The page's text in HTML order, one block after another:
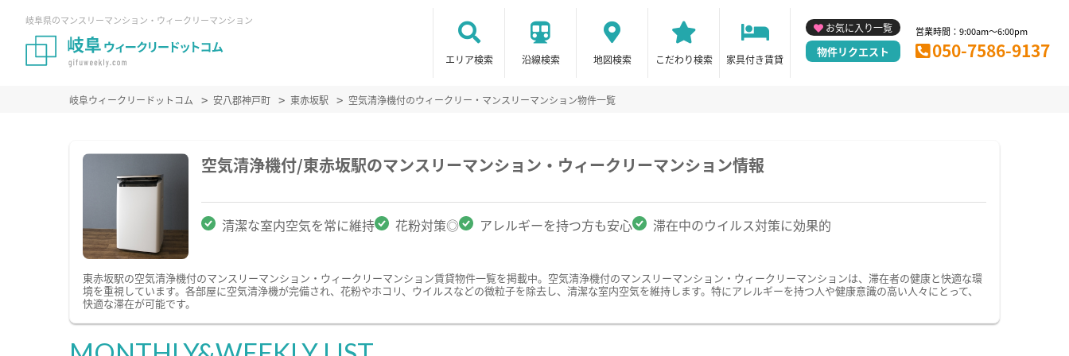
岐阜県のマンスリーマンション・ウィークリーマンション
エリア検索 沿線検索 地図検索 こだわり検索 家具付き賃貸
お気に入り一覧
物件リクエスト
営業時間：9:00am～6:00pm
050-7586-9137
岐阜ウィークリードットコム 安八郡神戸町 東赤坂駅 空気清浄機付のウィークリー・マンスリーマンション物件一覧
空気清浄機付/東赤坂駅のマンスリーマンション・ウィークリーマンション情報
清潔な室内空気を常に維持 花粉対策◎ アレルギーを持つ方も安心 滞在中のウイルス対策に効果的
東赤坂駅の空気清浄機付のマンスリーマンション・ウィークリーマンション賃貸物件一覧を掲載中。空気清浄機付のマンスリーマンション・ウィークリーマンションは、滞在者の健康と快適な環
境を重視しています。各部屋に空気清浄機が完備され、花粉やホコリ、ウイルスなどの微粒子を除去し、清潔な室内空気を維持します。特にアレルギーを持つ人や健康意識の高い人々にとって、
快適な滞在が可能です。